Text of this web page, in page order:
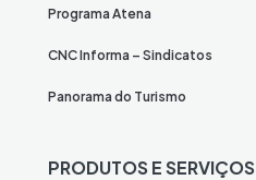
Programa Atena
CNC Informa – Sindicatos
Panorama do Turismo
PRODUTOS E SERVIÇOS